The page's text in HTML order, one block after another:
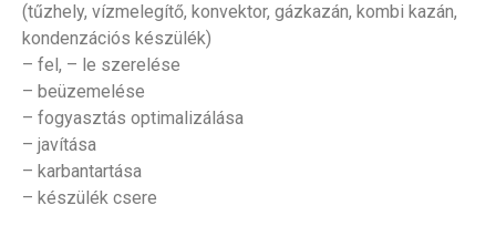
(tűzhely, vízmelegítő, konvektor, gázkazán, kombi kazán,
kondenzációs készülék)
– fel, – le szerelése
– beüzemelése
– fogyasztás optimalizálása
– javítása
– karbantartása
– készülék csere